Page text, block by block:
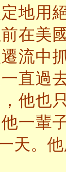
定地用
在美
流中
直過
他也
一輩
天。